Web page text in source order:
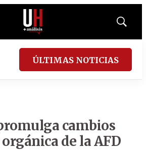
Mostrar
ÚLTIMAS NOTICIAS
cambios
de la AFD